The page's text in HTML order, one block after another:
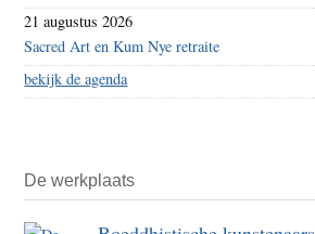
21 augustus 2026
Sacred Art en Kum Nye retraite
bekijk de agenda
De werkplaats